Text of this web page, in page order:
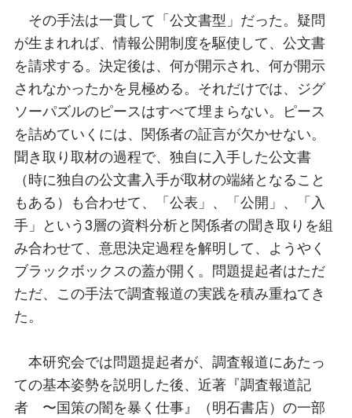
その手法は一貫して「公文書型」だった。疑問
が生まれれば、情報公開制度を駆使して、公文書
を請求する。決定後は、何が開示され、何が開示
されなかったかを見極める。それだけでは、ジグ
ソーパズルのピースはすべて埋まらない。ピース
を詰めていくには、関係者の証言が欠かせない。
聞き取り取材の過程で、独自に入手した公文書
（時に独自の公文書入手が取材の端緒となること
もある）も合わせて、「公表」、「公開」、「入
手」という3層の資料分析と関係者の聞き取りを組
み合わせて、意思決定過程を解明して、ようやく
ブラックボックスの蓋が開く。問題提起者はただ
ただ、この手法で調査報道の実践を積み重ねてき
た。
本研究会では問題提起者が、調査報道にあたっ
ての基本姿勢を説明した後、近著『調査報道記
者 〜国策の闇を暴く仕事』（明石書店）の一部